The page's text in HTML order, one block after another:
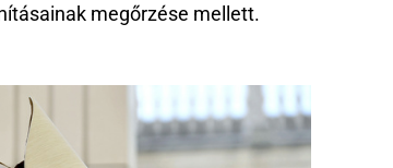
megőrzése mellett.